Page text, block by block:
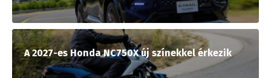
A 2027-es Honda NC750X új színekkel érkezik